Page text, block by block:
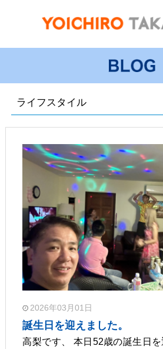
ライフスタイル
2026年03月01日
誕生日を迎えました。
高梨です、 本日52歳の誕生日